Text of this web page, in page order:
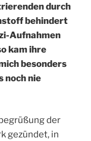
durch
behindert
Aufnahmen
kam ihre
besonders
noch nie
der
gezündet, in